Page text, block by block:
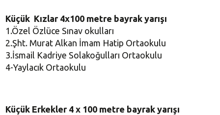
Küçük Kızlar 4x100 metre bayrak yarışı
1.Özel Özlüce Sınav okulları
2.Şht. Murat Alkan İmam Hatip Ortaokulu
3.İsmail Kadriye Solakoğulları Ortaokulu
4-Yaylacık Ortaokulu
Küçük Erkekler 4 x 100 metre bayrak yarışı